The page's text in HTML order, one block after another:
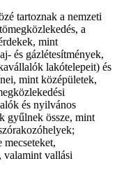
tartoznak a nemzeti
a
mint
és gázlétesítmények,
lakótelepeit) és
mint középületek,
és nyilvános
gyűlnek össze, mint
valamint vallási